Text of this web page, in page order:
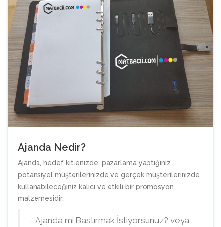
Ajanda Nedir?
Ajanda, hedef kitlenizde, pazarlama yaptığınız
potansiyel müşterilerinizde ve gerçek müşterilerinizde
kullanabileceğiniz kalıcı ve etkili bir promosyon
malzemesidir.
- Ajanda mi Bastırmak İstiyorsunuz? veya